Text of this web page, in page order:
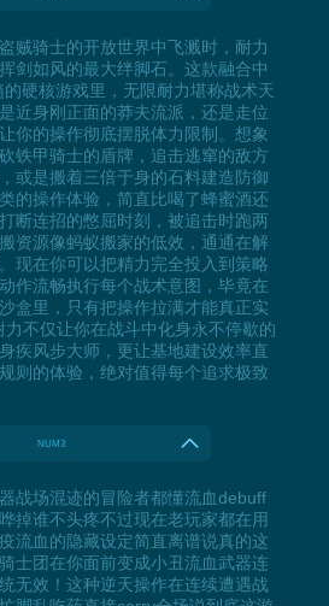
贼骑士的开放世界中飞溅时，耐力
剑如风的最大绊脚石。这款融合中
硬核游戏里，无限耐力堪称战术天
近身刚正面的莽夫流派，还是走位
你的操作彻底摆脱体力限制。想象
铁甲骑士的盾牌，追击逃窜的敌方
或是搬着三倍于身的石料建造防御
的操作体验，简直比喝了蜂蜜酒还
断连招的憋屈时刻，被追击时跑两
资源像蚂蚁搬家的低效，通通在解
现在你可以把精力完全投入到策略
作流畅执行每个战术意图，毕竟在
盒里，只有把操作拉满才能真正实
不仅让你在战斗中化身永不停歇的
疾风步大师，更让基地建设效率直
则的体验，绝对值得每个追求极致
NUM3
战场混迹的冒险者都懂流血debuff
掉谁不头疼不过现在老玩家都在用
血的隐藏设定简直离谱说真的这
士团在你面前变成小丑流血武器连
无效！这种逆天操作在连续遭遇战